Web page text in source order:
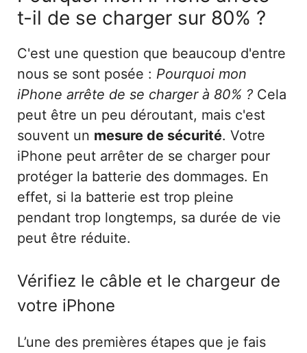
t-il de se charger sur 80% ?
C'est une question que beaucoup d'entre
nous se sont posée : Pourquoi mon
iPhone arrête de se charger à 80% ? Cela
peut être un peu déroutant, mais c'est
souvent un mesure de sécurité. Votre
iPhone peut arrêter de se charger pour
protéger la batterie des dommages. En
effet, si la batterie est trop pleine
pendant trop longtemps, sa durée de vie
peut être réduite.
Vérifiez le câble et le chargeur de
votre iPhone
L’une des premières étapes que je fais